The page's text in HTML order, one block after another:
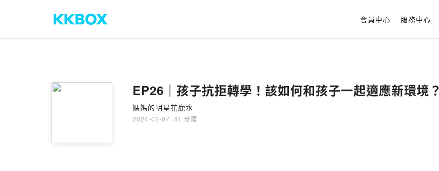
會員中心 服務中心
EP26｜孩子抗拒轉學！該如何和孩子一起適應新環境？
媽媽的明星花鹿水
2024-02-07 · 41 分鐘